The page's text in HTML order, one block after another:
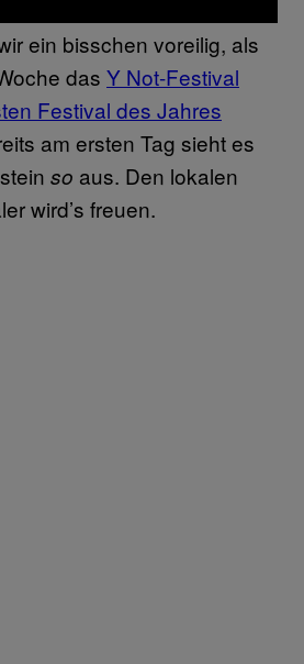
ein bisschen voreilig, als
das Y Not-Festival
Festival des Jahres
am ersten Tag sieht es
so aus. Den lokalen
wird’s freuen.